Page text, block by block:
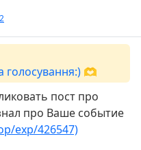
🫶
пост про
про Ваше событие
exp/426547)